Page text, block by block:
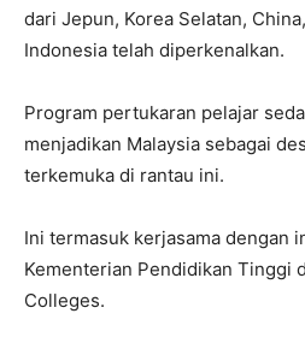
dari Jepun, Korea Selatan,
Indonesia telah diperkenalkan.
Program pertukaran pelajar
menjadikan Malaysia sebagai
terkemuka di rantau ini.
Ini termasuk kerjasama dengan
Kementerian Pendidikan Tinggi
Colleges.